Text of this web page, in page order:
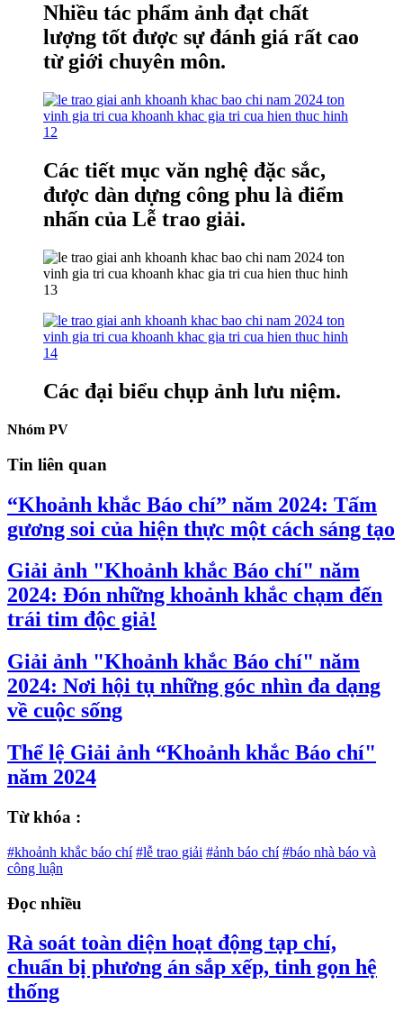
Nhiều tác phẩm ảnh đạt chất
lượng tốt được sự đánh giá rất cao
từ giới chuyên môn.
Các tiết mục văn nghệ đặc sắc,
được dàn dựng công phu là điểm
nhấn của Lễ trao giải.
Các đại biểu chụp ảnh lưu niệm.
Nhóm PV
Tin liên quan
“Khoảnh khắc Báo chí” năm 2024: Tấm
gương soi của hiện thực một cách sáng tạo
Giải ảnh "Khoảnh khắc Báo chí" năm
2024: Đón những khoảnh khắc chạm đến
trái tim độc giả!
Giải ảnh "Khoảnh khắc Báo chí" năm
2024: Nơi hội tụ những góc nhìn đa dạng
về cuộc sống
Thể lệ Giải ảnh “Khoảnh khắc Báo chí"
năm 2024
Từ khóa :
#khoảnh khắc báo chí #lễ trao giải #ảnh báo chí #báo nhà báo và
công luận
Đọc nhiều
Rà soát toàn diện hoạt động tạp chí,
chuẩn bị phương án sắp xếp, tinh gọn hệ
thống